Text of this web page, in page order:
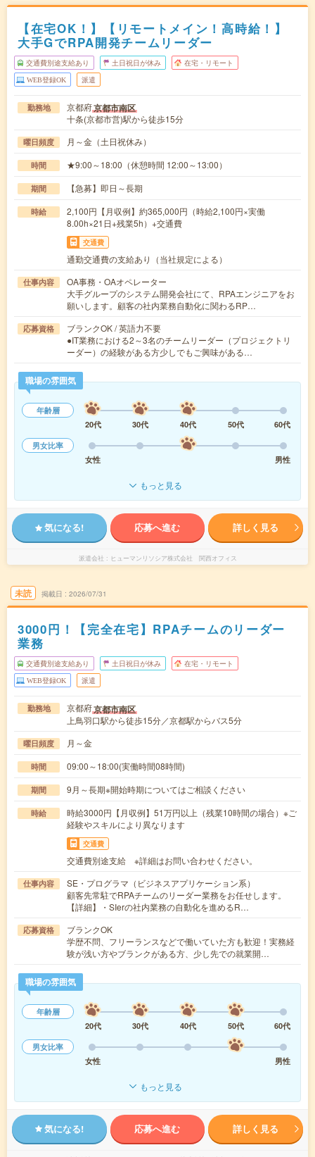
【在宅OK！】【リモートメイン！高時給！】
大手GでRPA開発チームリーダー
交通費別途支給あり 土日祝日が休み 在宅・リモート
WEB登録OK 派遣
勤務地 京都府京都市南区
十条(京都市営)駅から徒歩15分
曜日頻度 月～金（土日祝休み）
時間 ★9:00～18:00（休憩時間 12:00～13:00）
期間 【急募】即日～長期
時給
2,100円【月収例】約365,000円（時給2,100円×実働
8.00h×21日+残業5h）+交通費
交通費
通勤交通費の支給あり（当社規定による）
仕事内容
OA事務・OAオペレーター
大手グループのシステム開発会社にて、RPAエンジニアをお
願いします。顧客の社内業務自動化に関わるRP…
応募資格
ブランクOK / 英語力不要
●IT業務における2～3名のチームリーダー（プロジェクトリ
ーダー）の経験がある方少しでもご興味がある…
職場の雰囲気
年齢層
20代
30代 40代 50代
60代
男女比率
女性
男性
もっと見る
気になる! 応募へ進む 詳しく見る
派遣会社 ヒューマンリソシア株式会社 関西オフィス
未読 掲載日 2026/07/31
3000円！【完全在宅】RPAチームのリーダー
業務
交通費別途支給あり 土日祝日が休み 在宅・リモート
WEB登録OK 派遣
勤務地 京都府京都市南区
上鳥羽口駅から徒歩15分／京都駅からバス5分
曜日頻度 月～金
時間 09:00～18:00(実働時間08時間)
期間 9月～長期※開始時期についてはご相談ください
時給
時給3000円【月収例】51万円以上（残業10時間の場合）※ご
経験やスキルにより異なります
交通費
交通費別途支給 ※詳細はお問い合わせください。
仕事内容
SE・プログラマ（ビジネスアプリケーション系）
顧客先常駐でRPAチームのリーダー業務をお任せします。
【詳細】・SIerの社内業務の自動化を進めるR…
応募資格
ブランクOK
学歴不問、フリーランスなどで働いていた方も歓迎！実務経
験が浅い方やブランクがある方、少し先での就業開…
職場の雰囲気
年齢層
20代
30代 40代 50代
60代
男女比率
女性
男性
もっと見る
気になる! 応募へ進む 詳しく見る